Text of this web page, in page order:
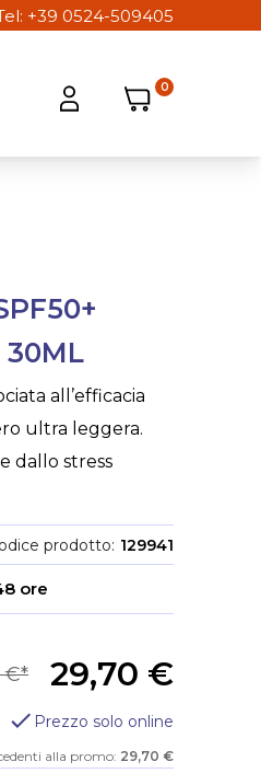
+39 0524-509405
Apri strumenti utente
Carrello
Carrello
0
30ML
all’efficacia
ultra leggera.
dallo stress
prodotto 129941
ore
29,70 €
€
Prezzo solo online
alla promo: 29,70 €